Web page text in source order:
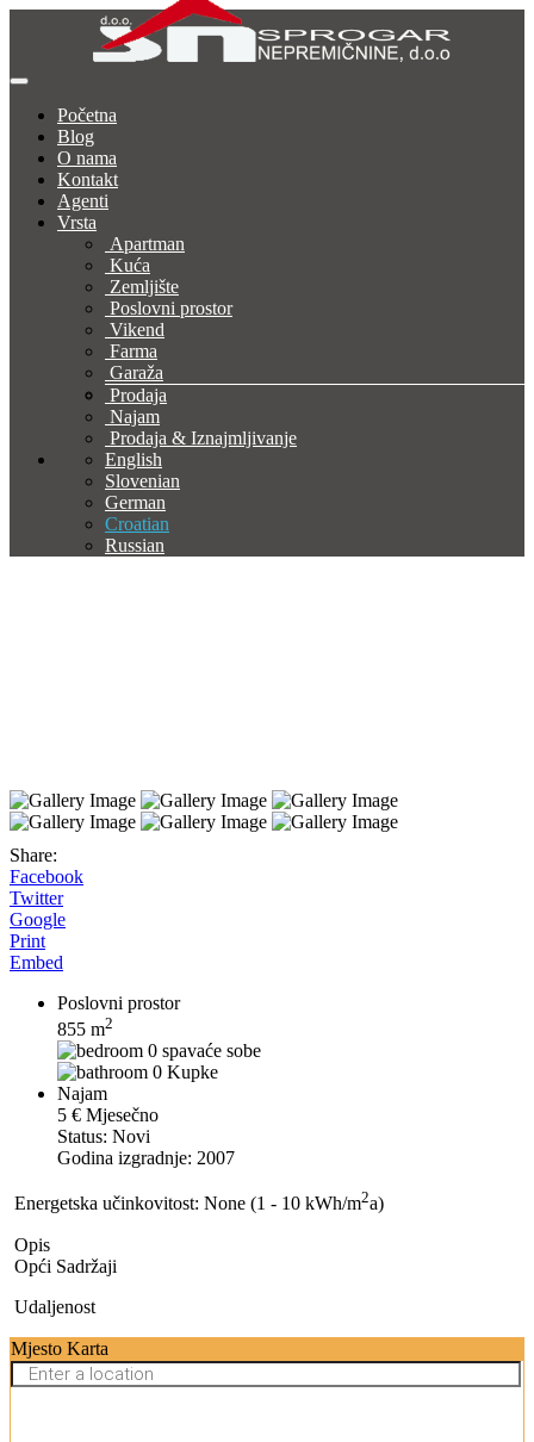
Početna
Blog
O nama
Kontakt
Agenti
Vrsta
Apartman
Kuća
Zemljište
Poslovni prostor
Vikend
Farma
Garaža
Prodaja
Najam
Prodaja & Iznajmljivanje
English
Slovenian
German
Croatian
Russian
Share:
Facebook
Twitter
Google
Print
Embed
Poslovni prostor
855 m2
0 spavaće sobe
0 Kupke
Najam
5 € Mjesečno
Status: Novi
Godina izgradnje: 2007
Energetska učinkovitost: None (1 - 10 kWh/m2a)
Opis
Opći Sadržaji
Udaljenost
Mjesto Karta